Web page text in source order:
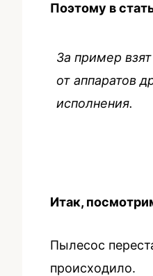
Поэтому в
За пример
от аппаратов
исполнения.
Итак,
Пылесос
происходило.